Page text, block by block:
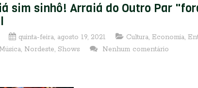
sim sinhô! Arraiá do Outro Par
quinta-feira, agosto 19, 2021 Cultura, Economia,
Música, Nordeste, Shows Nenhum comentário